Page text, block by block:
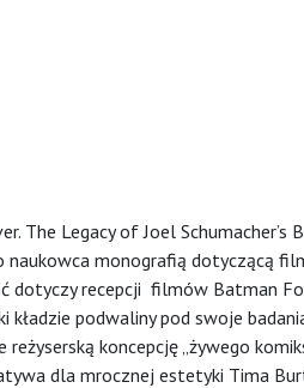
The Legacy of Joel Schumacher’s
naukowca monografią dotyczącą
dotyczy recepcji filmów Batman
podwaliny pod swoje
koncepcję „żywego
dla mrocznej estetyki Tima